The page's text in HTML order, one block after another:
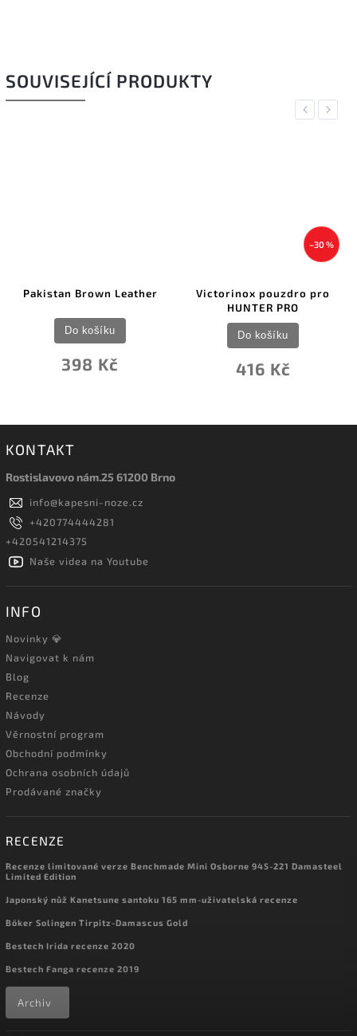
SOUVISEJÍCÍ PRODUKTY
Previous
Pakistan Brown Leather
398 Kč
Do košíku
–30 %
Victorinox pouzdro pro
HUNTER PRO
416 Kč
Do košíku
Next
KONTAKT
Rostislavovo nám.25 61200 Brno
info@kapesni-noze.cz
+420774444281
+420541214375
Naše videa na Youtube
INFO
Novinky 💎
Navigovat k nám
Blog
Recenze
Návody
Věrnostní program
Obchodní podmínky
Ochrana osobních údajů
Prodávané značky
RECENZE
Recenze limitované verze Benchmade Mini Osborne 945-221 Damasteel
Limited Edition
Japonský nůž Kanetsune santoku 165 mm-uživatelská recenze
Böker Solingen Tirpitz-Damascus Gold
Bestech Irida recenze 2020
Bestech Fanga recenze 2019
Archiv